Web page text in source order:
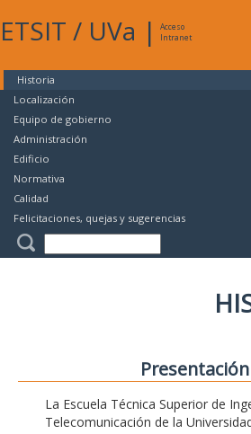
ETSIT / UVa |
Acceso
Intranet
Historia
Localización
Equipo de gobierno
Administración
Edificio
Normativa
Calidad
Felicitaciones, quejas y sugerencias
Presentación
La Escuela Técnica Superior de
Telecomunicación de la